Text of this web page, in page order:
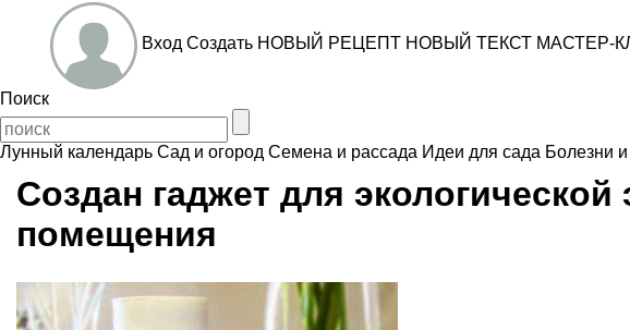
Вход Создать НОВЫЙ РЕЦЕПТ НОВЫЙ ТЕКСТ МАСТЕР-
Поиск
Лунный календарь Сад и огород Семена и рассада Идеи для сада Болезни
Создан гаджет для экологической
помещения